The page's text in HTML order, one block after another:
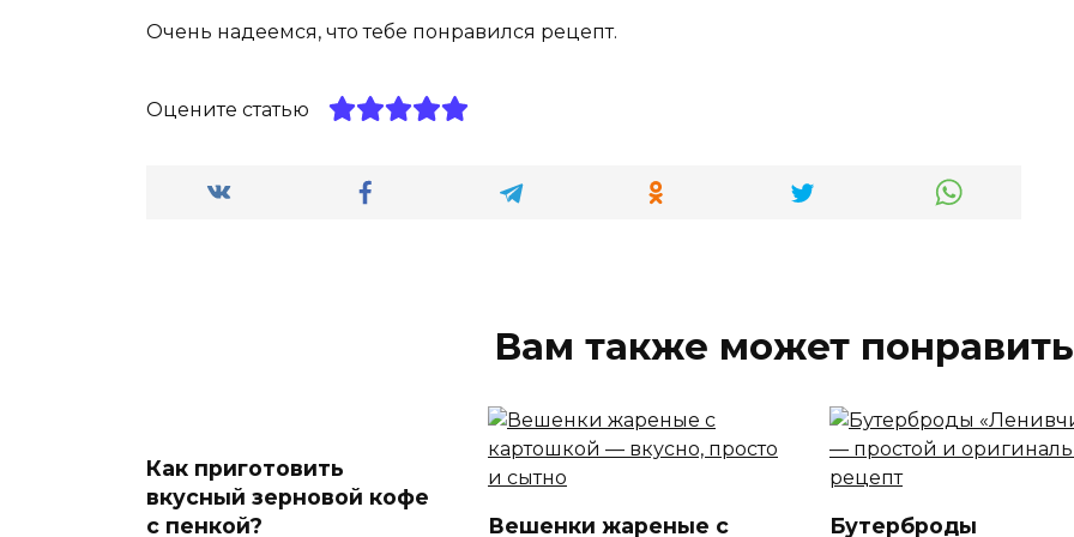
Очень надеемся, что тебе понравился рецепт.
Оцените статью
Вам также может
Как приготовить
вкусный зерновой кофе
с пенкой?
Вешенки жареные с Бутерброды